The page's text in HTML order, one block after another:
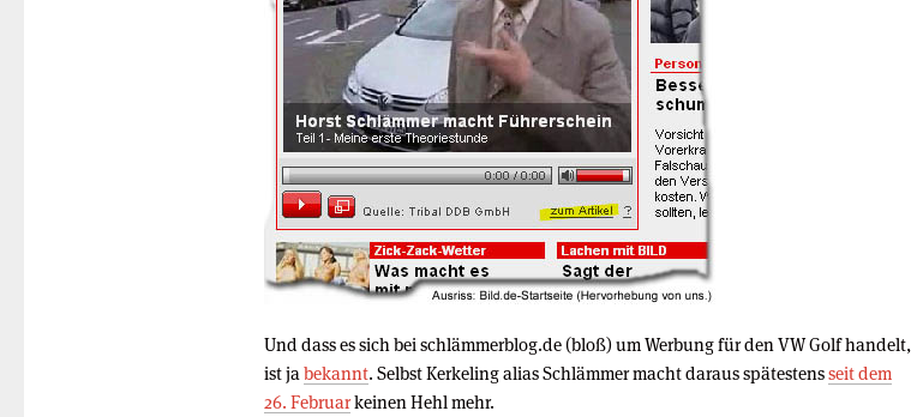
Und dass es sich bei schlämmerblog.de (bloß) um Werbung für den VW Golf handelt,
ist ja bekannt. Selbst Kerkeling alias Schlämmer macht daraus spätestensseit dem
26. Februarkeinen Hehl mehr.